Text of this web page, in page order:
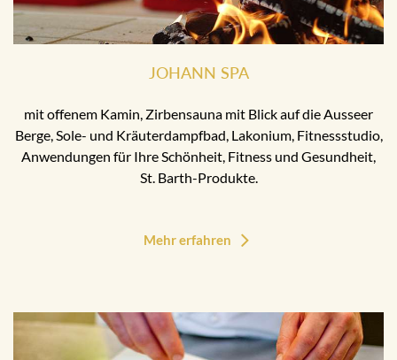
JOHANN SPA
mit offenem Kamin, Zirbensauna mit Blick auf die Ausseer
Berge, Sole- und Kräuterdampfbad, Lakonium, Fitnessstudio,
Anwendungen für Ihre Schönheit, Fitness und Gesundheit,
St. Barth-Produkte.
Mehr erfahren